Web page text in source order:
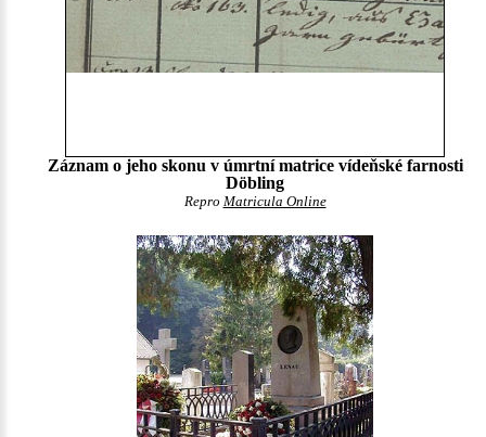
Záznam o jeho skonu v úmrtní matrice vídeňské farnosti
Döbling
Repro Matricula Online